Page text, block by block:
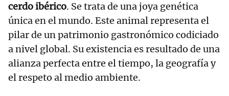
cerdo ibérico. Se trata de una joya genética
única en el mundo. Este animal representa el
pilar de un patrimonio gastronómico codiciado
a nivel global. Su existencia es resultado de una
alianza perfecta entre el tiempo, la geografía y
el respeto al medio ambiente.